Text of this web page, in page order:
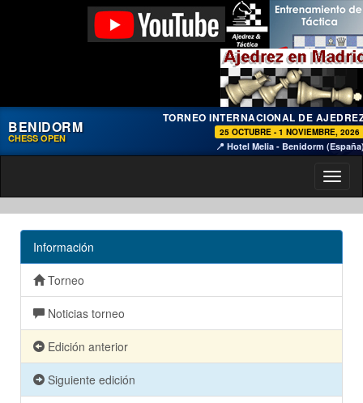
BENIDORM
CHESS OPEN
TORNEO INTERNACIONAL DE
25 OCTUBRE - 1 NOVIEMBRE, 2026
📍 Hotel Melia - Benidorm
Información
Torneo
Noticias torneo
Edición anterior
Siguiente edición